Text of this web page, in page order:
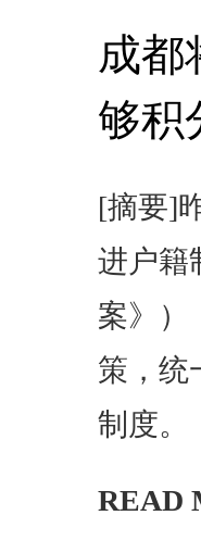
成都
够积
[摘要]
进户籍
案》）
策，统
制度。
READ